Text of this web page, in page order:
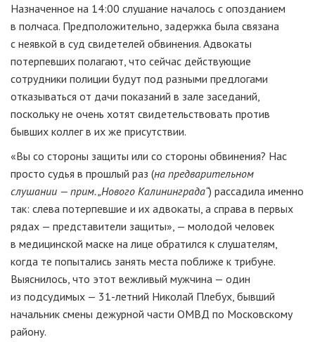
Назначенное на 14:00 слушание началось с опозданием
в полчаса. Предположительно, задержка была связана
с неявкой в суд свидетелей обвинения. Адвокаты
потерпевших полагают, что сейчас действующие
сотрудники полиции будут под разными предлогами
отказываться от дачи показаний в зале заседаний,
поскольку не очень хотят свидетельствовать против
бывших коллег в их же присутствии.
«Вы со стороны защиты или со стороны обвинения? Нас
просто судья в прошлый раз (на предварительном
слушании — прим. „Нового Калининграда“) рассадила именно
так: слева потерпевшие и их адвокаты, а справа в первых
рядах — представители защиты», — молодой человек
в медицинской маске на лице обратился к слушателям,
когда те попытались занять места поближе к трибуне.
Выяснилось, что этот вежливый мужчина — один
из подсудимых — 31-летний Николай Плебух, бывший
начальник смены дежурной части ОМВД по Московскому
району.